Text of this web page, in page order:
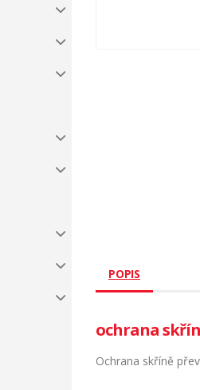
POPIS
ochrana
Ochrana skříně